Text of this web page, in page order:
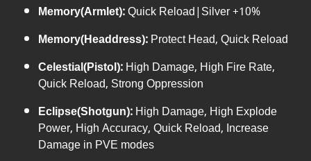
Memory(Armlet):Quick Reload|Silver +10%
Memory(Headdress):Protect Head, Quick Reload
Celestial(Pistol):High Damage, High Fire Rate,
Quick Reload, Strong Oppression
Eclipse(Shotgun):High Damage, High Explode
Power, High Accuracy, Quick Reload, Increase
Damage in PVE modes